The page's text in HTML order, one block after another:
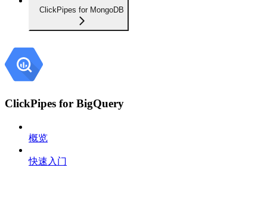
ClickPipes for MongoDB
ClickPipes for BigQuery
概览
快速入门